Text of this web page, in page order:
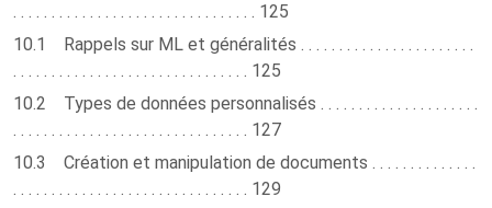
. . . . . . . . . . . . . . . . . . . . . . . . . . . . . . . . 125
10.1 Rappels sur ML et généralités . . . . . . . . . . . . . . . . . . . . . . .
. . . . . . . . . . . . . . . . . . . . . . . . . . . . . . . 125
10.2 Types de données personnalisés . . . . . . . . . . . . . . . . . . . . .
. . . . . . . . . . . . . . . . . . . . . . . . . . . . . . . 127
10.3 Création et manipulation de documents . . . . . . . . . . . . . .
. . . . . . . . . . . . . . . . . . . . . . . . . . . . . . . 129